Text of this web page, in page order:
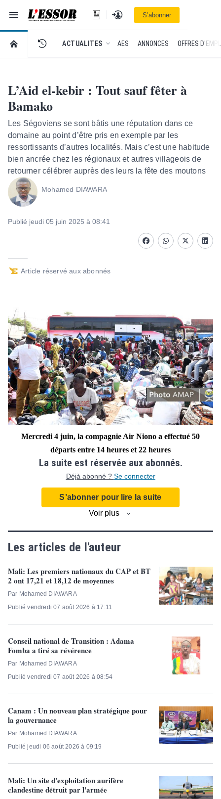
Navigation
L'Essor - retour à la une
Se connecterS’abonner
RETOUR À LA PAGE D’ACCUEIL DE L'ESSOR
ACTUALITES AES ANNONCES OFFRES
L’Aid el-kebir : Tout sauf fêter à
Bamako
Les Ségoviens se sont bâtis une réputation dans ce
domaine au point d’être pris en exemple par les
ressortissants d’autres localités. Mais c’est une habitude
bien ancrée chez les régionaux et autres villageois de
retourner célébrer auprès des leurs la fête des moutons
Mohamed DIAWARA
Publié jeudi 05 juin 2025 à 08:41
FacebookwhatsappTwitter
Article réservé aux abonnés
Mercredi 4 juin, la compagnie Air Niono a effectué 50
départs entre 14 heures et 22 heures
La suite est réservée aux abonnés.
Déjà abonné ? Se connecter
S’abonner pour lire la suite
Voir plus
Les articles de l'auteur
Mali: Les premiers nationaux du CAP et BT
2 ont 17,21 et 18,12 de moyennes
Par Mohamed DIAWARA
Publié vendredi 07 août 2026 à 17:11
Conseil national de Transition : Adama
Fomba a tiré sa révérence
Par Mohamed DIAWARA
Publié vendredi 07 août 2026 à 08:54
Canam : Un nouveau plan stratégique pour
la gouvernance
Par Mohamed DIAWARA
Publié jeudi 06 août 2026 à 09:19
Mali: Un site d'exploitation aurifère
clandestine détruit par l'armée